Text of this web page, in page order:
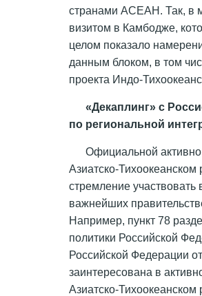
странами АСЕАН. Так, в
визитом в Камбодже,
целом показало
данным блоком, в том
проекта Индо-
«Декаплинг» с
по региональной
Официальной
Азиатско-Тихоокеанском
стремление
важнейших
Например, пункт 78
политики Российской
Российской Федерации
заинтересована в
Азиатско-